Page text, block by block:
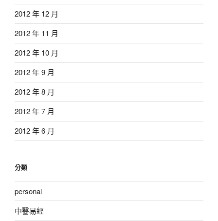
2012 年 12 月
2012 年 11 月
2012 年 10 月
2012 年 9 月
2012 年 8 月
2012 年 7 月
2012 年 6 月
分類
personal
中醫易經